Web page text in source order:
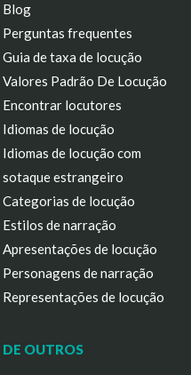
Blog
Perguntas frequentes
Guia de taxa de locução
Valores Padrão De Locução
Encontrar locutores
Idiomas de locução
Idiomas de locução com
sotaque estrangeiro
Categorias de locução
Estilos de narração
Apresentações de locução
Personagens de narração
Representações de locução
DE OUTROS